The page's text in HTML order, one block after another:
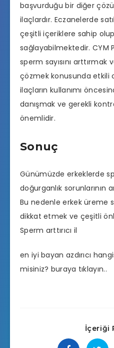
başvurduğu bir diğer
ilaçlardır. Eczanelerde
çeşitli içeriklere sahip
sağlayabilmektedir. CYM
sperm sayısını arttırmak
çözmek konusunda etkili
ilaçların kullanımı
danışmak ve gerekli
önemlidir.
Sonuç
Günümüzde erkeklerde
doğurganlık sorunlarının
Bu nedenle erkek üreme
dikkat etmek ve çeşitli
Sperm arttırıcı il
en iyi bayan azdırıcı
misiniz? buraya tıklayın..
İçeriği